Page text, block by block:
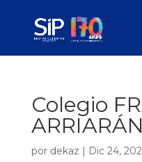
Colegio
ARRIARÁN
por dekaz | Dic 24,